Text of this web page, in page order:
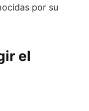
por su
el